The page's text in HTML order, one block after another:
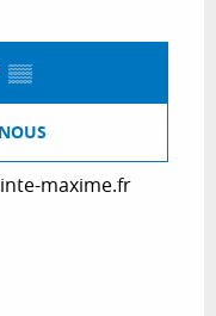
▒▒
maxime.fr